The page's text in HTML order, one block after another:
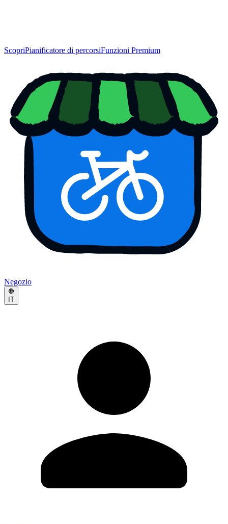
ScopriPianificatore di percorsiFunzioni Premium
Negozio
IT